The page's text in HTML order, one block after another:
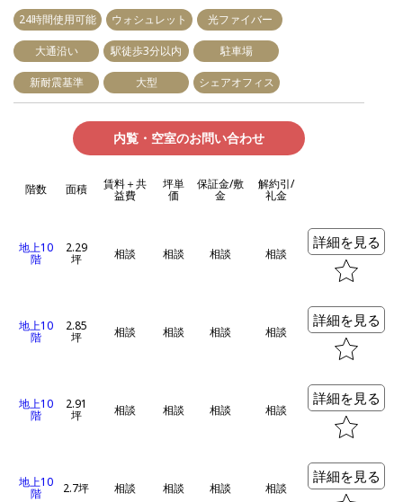
24時間使用可能 ウォシュレット 光ファイバー
大通沿い 駅徒歩3分以内 駐車場
新耐震基準 大型 シェアオフィス
内覧・空室のお問い合わせ
階数 面積 賃料＋共
益費
坪単
価
保証金/敷
金
解約引/
礼金
地上10
階
2.29
坪 相談 相談 相談 相談
詳細を見る
地上10
階
2.85
坪 相談 相談 相談 相談
詳細を見る
地上10
階
2.91
坪 相談 相談 相談 相談
詳細を見る
地上10
階 2.7坪 相談 相談 相談 相談
詳細を見る